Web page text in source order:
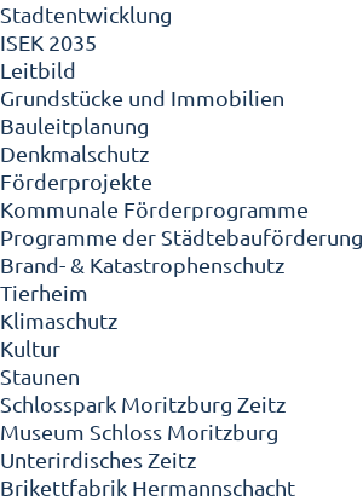
Stadtentwicklung
ISEK 2035
Leitbild
Grundstücke und Immobilien
Bauleitplanung
Denkmalschutz
Förderprojekte
Kommunale Förderprogramme
Programme der Städtebauförderung
Brand- & Katastrophenschutz
Tierheim
Klimaschutz
Kultur
Staunen
Schlosspark Moritzburg Zeitz
Museum Schloss Moritzburg
Unterirdisches Zeitz
Brikettfabrik Hermannschacht